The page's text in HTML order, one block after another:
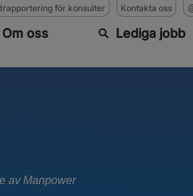
för konsulter Kontakta oss
Om oss Lediga jobb
av Manpower